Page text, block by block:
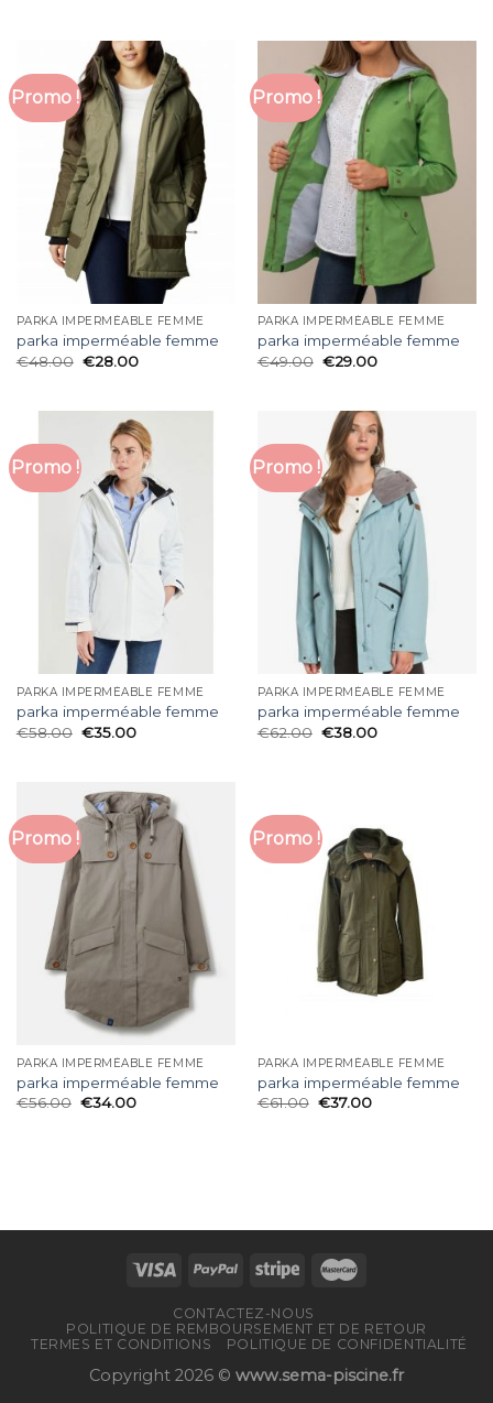
Promo !
PARKA IMPERMÉABLE FEMME
parka imperméable femme
€48.00 €28.00
Promo !
PARKA IMPERMÉABLE FEMME
parka imperméable femme
€49.00 €29.00
Promo !
PARKA IMPERMÉABLE FEMME
parka imperméable femme
€58.00 €35.00
Promo !
PARKA IMPERMÉABLE FEMME
parka imperméable femme
€62.00 €38.00
Promo !
PARKA IMPERMÉABLE FEMME
parka imperméable femme
€56.00 €34.00
Promo !
PARKA IMPERMÉABLE FEMME
parka imperméable femme
€61.00 €37.00
CONTACTEZ-NOUS
POLITIQUE DE REMBOURSEMENT ET DE RETOUR
TERMES ET CONDITIONS
POLITIQUE DE CONFIDENTIALITÉ
Copyright 2026 © www.sema-piscine.fr